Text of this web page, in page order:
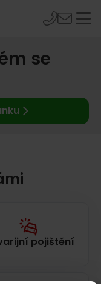
se
pojištění